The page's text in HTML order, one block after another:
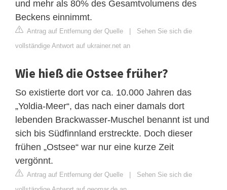
und mehr als 80% des Gesamtvolumens des
Beckens einnimmt.
Antrag auf Entfernung der Quelle | Sehen Sie sich die
vollständige Antwort auf ukrainer.net an
Wie hieß die Ostsee früher?
So existierte dort vor ca. 10.000 Jahren das
„Yoldia-Meer“, das nach einer damals dort
lebenden Brackwasser-Muschel benannt ist und
sich bis Südfinnland erstreckte. Doch dieser
frühen „Ostsee“ war nur eine kurze Zeit
vergönnt.
Antrag auf Entfernung der Quelle | Sehen Sie sich die